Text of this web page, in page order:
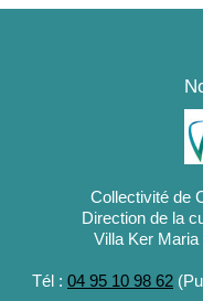
Collectivité de
Direction de la
Villa Ker Maria
Tél : 04 95 10 98 62